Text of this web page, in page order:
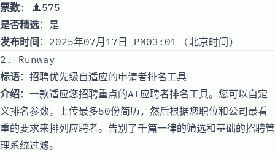
票数: 🔺575
是否精选：是
发布时间 ：2025年07月17日 PM03:01 (北京时间)
2. Runway
标语：招聘优先级自适应的申请者排名工具
介绍：一款适应您招聘重点的AI应聘者排名工具。您可以自定
义排名参数，上传最多50份简历，然后根据您职位和公司最看
重的要求来排列应聘者。告别了千篇一律的筛选和基础的招聘管
理系统过滤。